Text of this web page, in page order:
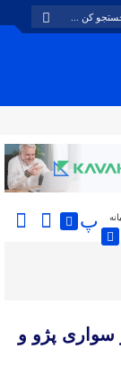
پ
سواری پژو و